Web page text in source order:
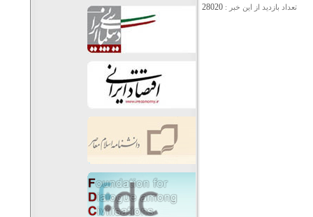
تعداد بازديد از اين خبر :28020